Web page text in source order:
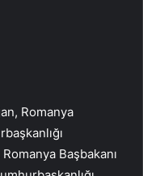
Romanya
Başbakanı